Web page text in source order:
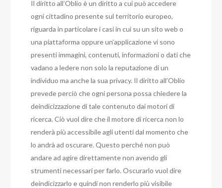
Il diritto all’Oblio è un diritto a cui può accedere
ogni cittadino presente sul territorio europeo,
riguarda in particolare i casi in cui su un sito web o
una piattaforma oppure un’applicazione vi sono
presenti immagini, contenuti, informazioni o dati che
vadano a ledere non solo la reputazione di un
individuo ma anche la sua privacy. Il diritto all’Oblio
prevede perciò che ogni persona possa chiedere la
deindicizzazione di tale contenuto dai motori di
ricerca. Ciò vuol dire che il motore di ricerca non lo
renderà più accessibile agli utenti dal momento che
lo andrà ad oscurare. Questo perché non può
andare ad agire direttamente non avendo gli
strumenti necessari per farlo. Oscurarlo vuol dire
deindicizzarlo e quindi non renderlo più visibile